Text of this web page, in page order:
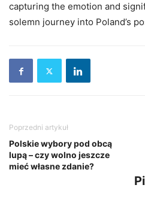
capturing the emotion and
solemn journey into Poland’s
Poprzedni artykuł
Polskie wybory pod obcą
lupą – czy wolno jeszcze
mieć własne zdanie?